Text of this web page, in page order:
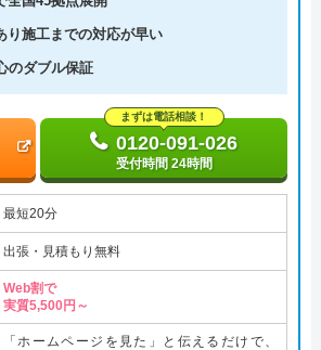
り施工までの対応が早い
のダブル保証
まずは電話相談！
0120-091-026
受付時間 24時間
最短20分
出張・見積もり無料
Web割で
実質5,500円～
「ホームページを見た」と伝えるだけで、